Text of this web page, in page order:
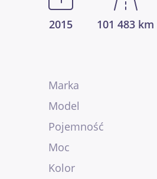
2015 101 483 km
Marka
Model
Pojemność
Moc
Kolor